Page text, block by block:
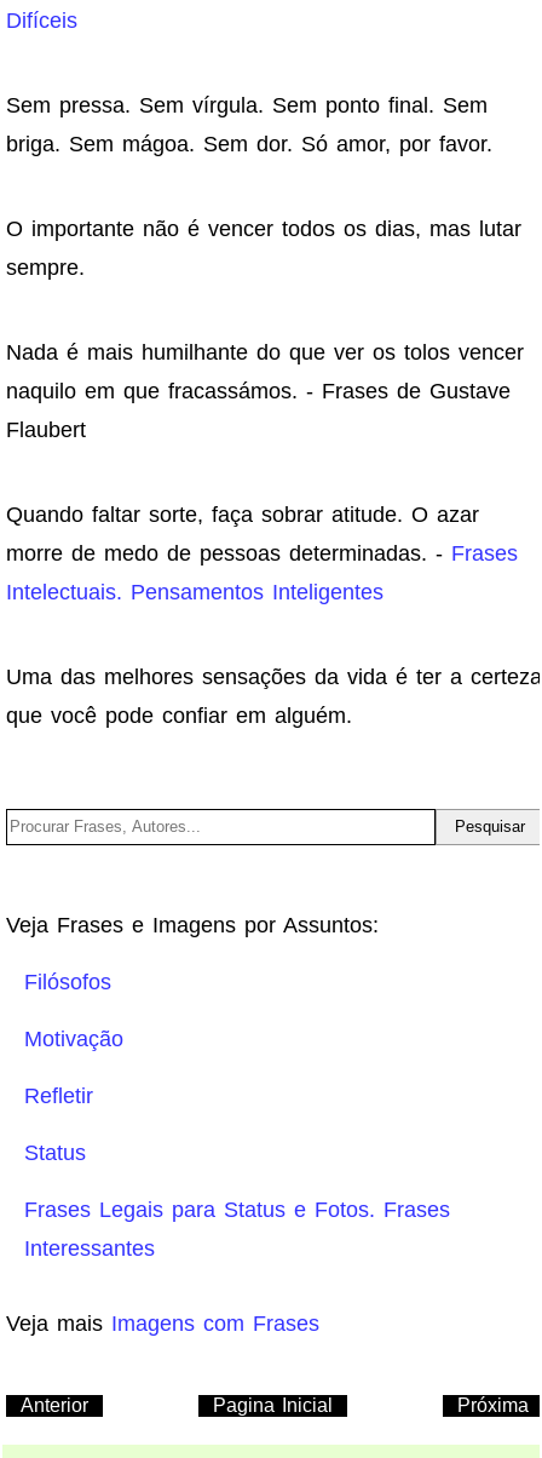
Difíceis
Sem pressa. Sem vírgula. Sem ponto final. Sem
briga. Sem mágoa. Sem dor. Só amor, por favor.
O importante não é vencer todos os dias, mas lutar
sempre.
Nada é mais humilhante do que ver os tolos vencer
naquilo em que fracassámos. - Frases de Gustave
Flaubert
Quando faltar sorte, faça sobrar atitude. O azar
morre de medo de pessoas determinadas. - Frases
Intelectuais. Pensamentos Inteligentes
Uma das melhores sensações da vida é ter a certeza
que você pode confiar em alguém.
Veja Frases e Imagens por Assuntos:
Filósofos
Motivação
Refletir
Status
Frases Legais para Status e Fotos. Frases
Interessantes
Veja mais Imagens com Frases
Anterior Próxima
Pagina Inicial